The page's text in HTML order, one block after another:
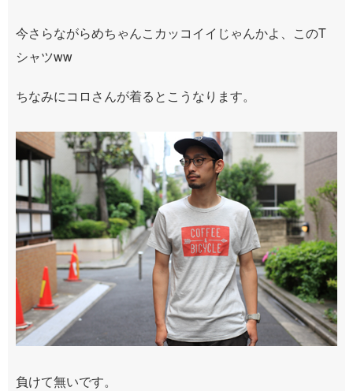
今さらながらめちゃんこカッコイイじゃんかよ、このT
シャツww
ちなみにコロさんが着るとこうなります。
負けて無いです。